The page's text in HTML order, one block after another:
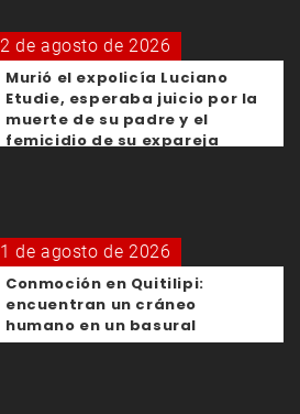
2 de agosto de 2026
Murió el expolicía Luciano
Etudie, esperaba juicio por la
muerte de su padre y el
femicidio de su expareja
1 de agosto de 2026
Conmoción en Quitilipi:
encuentran un cráneo
humano en un basural